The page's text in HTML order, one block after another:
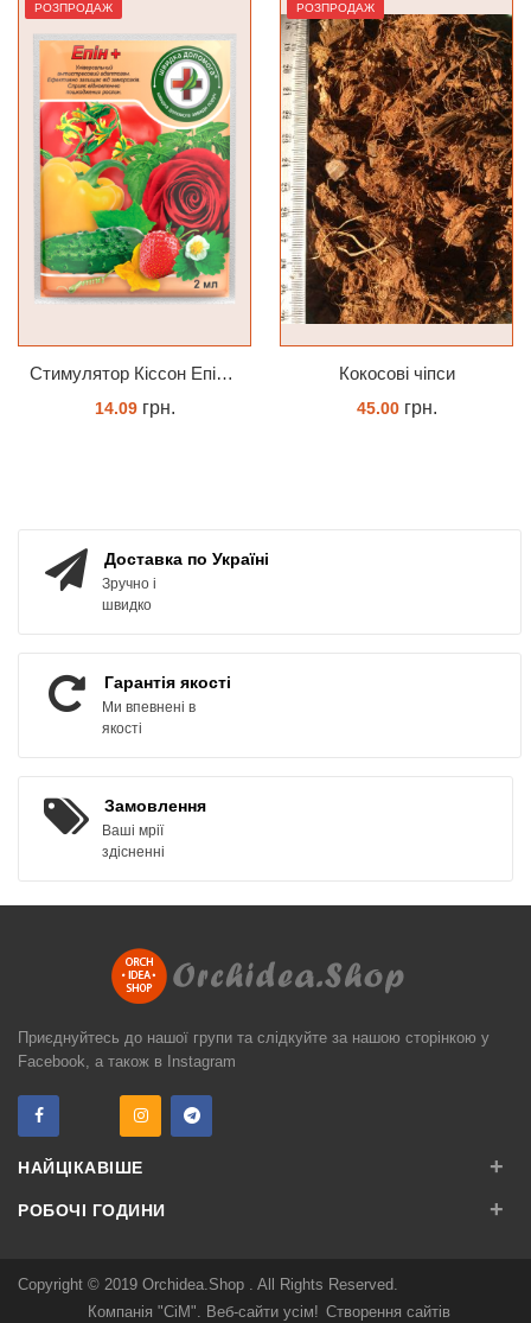
РОЗПРОДАЖ
Cтимулятор Кіссон Епін +
14.09грн.
РОЗПРОДАЖ
Кокосові чіпси
45.00грн.
Доставка по Україні
Зручно і
швидко
Гарантія якості
Ми впевнені в
якості
Замовлення
Ваші мрії
здісненні
Приєднуйтесь до нашої групи та слідкуйте за нашою сторінкою у
Facebook, а також в Instagram
НАЙЦІКАВІШЕ +
РОБОЧІ ГОДИНИ +
Copyright © 2019 Orchidea.Shop . All Rights Reserved.
Компанія "СіМ". Веб-сайти усім! Створення сайтів